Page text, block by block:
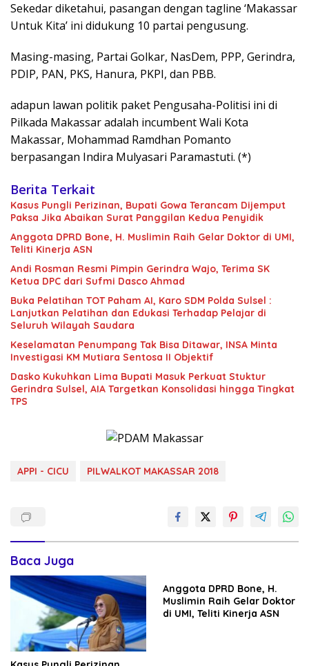
Sekedar diketahui, pasangan dengan tagline ‘Makassar
Untuk Kita’ ini didukung 10 partai pengusung.
Masing-masing, Partai Golkar, NasDem, PPP, Gerindra,
PDIP, PAN, PKS, Hanura, PKPI, dan PBB.
adapun lawan politik paket Pengusaha-Politisi ini di
Pilkada Makassar adalah incumbent Wali Kota
Makassar, Mohammad Ramdhan Pomanto
berpasangan Indira Mulyasari Paramastuti. (*)
Berita Terkait
Kasus Pungli Perizinan, Bupati Gowa Terancam Dijemput
Paksa Jika Abaikan Surat Panggilan Kedua Penyidik
Anggota DPRD Bone, H. Muslimin Raih Gelar Doktor di UMI,
Teliti Kinerja ASN
Andi Rosman Resmi Pimpin Gerindra Wajo, Terima SK
Ketua DPC dari Sufmi Dasco Ahmad
Buka Pelatihan TOT Paham AI, Karo SDM Polda Sulsel :
Lanjutkan Pelatihan dan Edukasi Terhadap Pelajar di
Seluruh Wilayah Saudara
Keselamatan Penumpang Tak Bisa Ditawar, INSA Minta
Investigasi KM Mutiara Sentosa II Objektif
Dasko Kukuhkan Lima Bupati Masuk Perkuat Stuktur
Gerindra Sulsel, AIA Targetkan Konsolidasi hingga Tingkat
TPS
APPI - CICU PILWALKOT MAKASSAR 2018
Baca Juga
Anggota DPRD Bone, H.
Muslimin Raih Gelar Doktor
di UMI, Teliti Kinerja ASN